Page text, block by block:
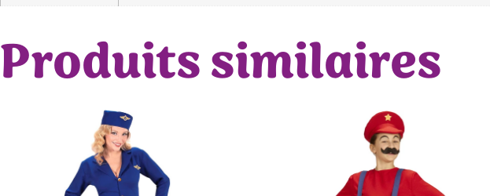
Produits similaires